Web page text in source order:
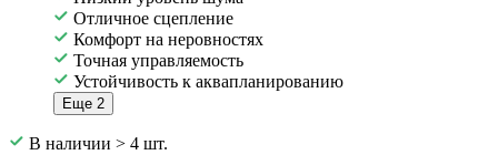
Отличное сцепление
Комфорт на неровностях
Точная управляемость
Устойчивость к аквапланированию
Еще 2
В наличии > 4 шт.